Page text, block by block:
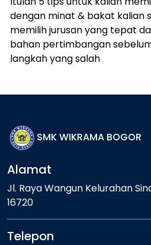
dengan minat & bakat kalian
memilih jurusan yang tepat
bahan pertimbangan
langkah yang salah
SMK WIKRAMA BOGOR
Alamat
Jl. Raya Wangun Kelurahan
16720
Telepon